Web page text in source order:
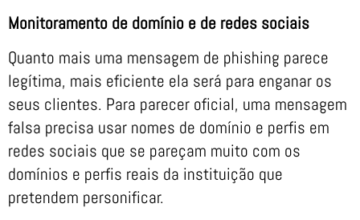
Monitoramento de domínio e de redes sociais
Quanto mais uma mensagem de phishing parece
legítima, mais eficiente ela será para enganar os
seus clientes. Para parecer oficial, uma mensagem
falsa precisa usar nomes de domínio e perfis em
redes sociais que se pareçam muito com os
domínios e perfis reais da instituição que
pretendem personificar.